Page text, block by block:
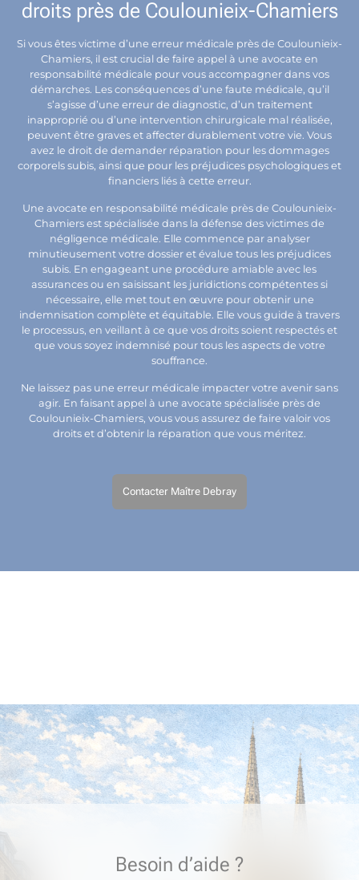
droits près de Coulounieix-Chamiers
Si vous êtes victime d’une erreur médicale près de Coulounieix-
Chamiers, il est crucial de faire appel à une avocate en
responsabilité médicale pour vous accompagner dans vos
démarches. Les conséquences d’une faute médicale, qu’il
s’agisse d’une erreur de diagnostic, d’un traitement
inapproprié ou d’une intervention chirurgicale mal réalisée,
peuvent être graves et affecter durablement votre vie. Vous
avez le droit de demander réparation pour les dommages
corporels subis, ainsi que pour les préjudices psychologiques et
financiers liés à cette erreur.
Une avocate en responsabilité médicale près de Coulounieix-
Chamiers est spécialisée dans la défense des victimes de
négligence médicale. Elle commence par analyser
minutieusement votre dossier et évalue tous les préjudices
subis. En engageant une procédure amiable avec les
assurances ou en saisissant les juridictions compétentes si
nécessaire, elle met tout en œuvre pour obtenir une
indemnisation complète et équitable. Elle vous guide à travers
le processus, en veillant à ce que vos droits soient respectés et
que vous soyez indemnisé pour tous les aspects de votre
souffrance.
Ne laissez pas une erreur médicale impacter votre avenir sans
agir. En faisant appel à une avocate spécialisée près de
Coulounieix-Chamiers, vous vous assurez de faire valoir vos
droits et d’obtenir la réparation que vous méritez.
Contacter Maître Debray
Besoin d’aide ?